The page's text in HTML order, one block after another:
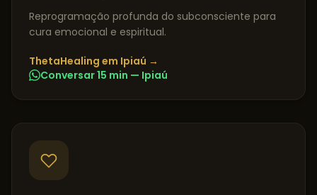
Reprogramação profunda do subconsciente para
cura emocional e espiritual.
ThetaHealing em Ipiaú →
Conversar 15 min — Ipiaú